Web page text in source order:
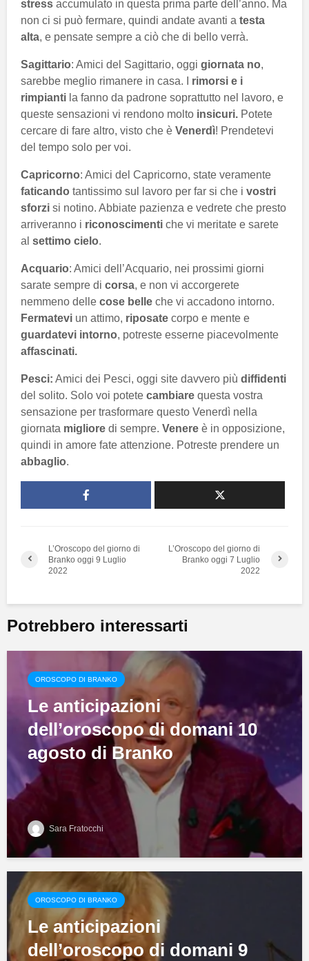
stress accumulato in questa prima parte dell’anno. Ma
non ci si può fermare, quindi andate avanti a testa
alta, e pensate sempre a ciò che di bello verrà.
Sagittario: Amici del Sagittario, oggi giornata no,
sarebbe meglio rimanere in casa. I rimorsi e i
rimpianti la fanno da padrone soprattutto nel lavoro, e
queste sensazioni vi rendono molto insicuri. Potete
cercare di fare altro, visto che è Venerdì! Prendetevi
del tempo solo per voi.
Capricorno: Amici del Capricorno, state veramente
faticando tantissimo sul lavoro per far si che i vostri
sforzi si notino. Abbiate pazienza e vedrete che presto
arriveranno i riconoscimenti che vi meritate e sarete
al settimo cielo.
Acquario: Amici dell’Acquario, nei prossimi giorni
sarate sempre di corsa, e non vi accorgerete
nemmeno delle cose belle che vi accadono intorno.
Fermatevi un attimo, riposate corpo e mente e
guardatevi intorno, potreste esserne piacevolmente
affascinati.
Pesci: Amici dei Pesci, oggi site davvero più diffidenti
del solito. Solo voi potete cambiare questa vostra
sensazione per trasformare questo Venerdì nella
giornata migliore di sempre. Venere è in opposizione,
quindi in amore fate attenzione. Potreste prendere un
abbaglio.
L’Oroscopo del giorno di
Branko oggi 9 Luglio
2022
L’Oroscopo del giorno di
Branko oggi 7 Luglio
2022
Potrebbero interessarti
OROSCOPO DI BRANKO
Le anticipazioni
dell’oroscopo di domani 10
agosto di Branko
Sara Fratocchi
OROSCOPO DI BRANKO
Le anticipazioni
dell’oroscopo di domani 9